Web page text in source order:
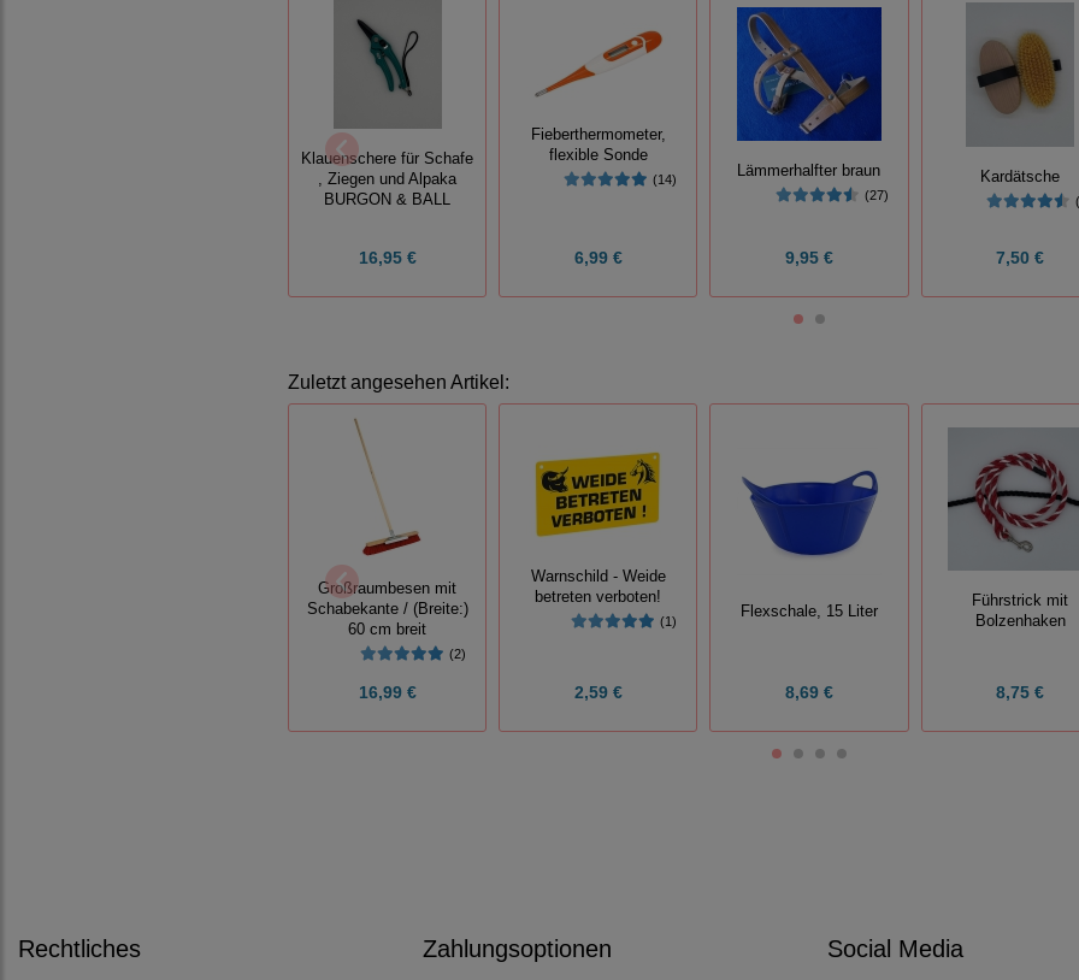
Klauenschere für Schafe
, Ziegen und Alpaka
BURGON & BALL
16,95 €
Fieberthermometer,
flexible Sonde
(14)
6,99 €
Lämmerhalfter braun
(27)
9,95 €
Kardätsche
7,50 €
Zuletzt angesehen Artikel:
Großraumbesen mit
Schabekante / (Breite:)
60 cm breit
(2)
16,99 €
Warnschild - Weide
betreten verboten!
(1)
2,59 €
Flexschale, 15 Liter
8,69 €
Führstrick mit
Bolzenhaken
8,75 €
Rechtliches Zahlungsoptionen Social Media